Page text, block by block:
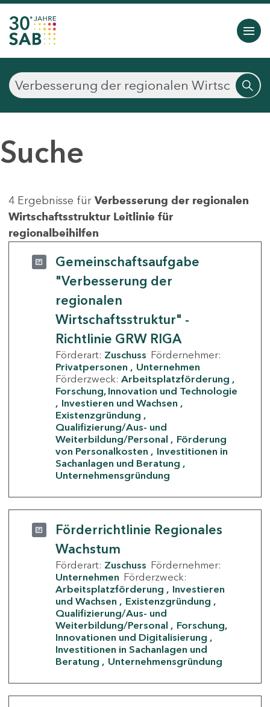
Suche
4 Ergebnisse für Verbesserung der regionalen
Wirtschaftsstruktur Leitlinie für
regionalbeihilfen
Gemeinschaftsaufgabe
"Verbesserung der
regionalen
Wirtschaftsstruktur" -
Richtlinie GRW RIGA
Förderart: Zuschuss Fördernehmer:
Privatpersonen
Unternehmen
Förderzweck: Arbeitsplatzförderung
Forschung, Innovation und Technologie
Investieren und Wachsen
Existenzgründung
Qualifizierung/Aus- und
Weiterbildung/Personal
Förderung
von Personalkosten
Investitionen in
Sachanlagen und Beratung
Unternehmensgründung
Förderrichtlinie Regionales
Wachstum
Förderart: Zuschuss Fördernehmer:
Unternehmen Förderzweck:
Arbeitsplatzförderung
Investieren
und Wachsen
Existenzgründung
Qualifizierung/Aus- und
Weiterbildung/Personal
Forschung,
Innovationen und Digitalisierung
Investitionen in Sachanlagen und
Beratung
Unternehmensgründung